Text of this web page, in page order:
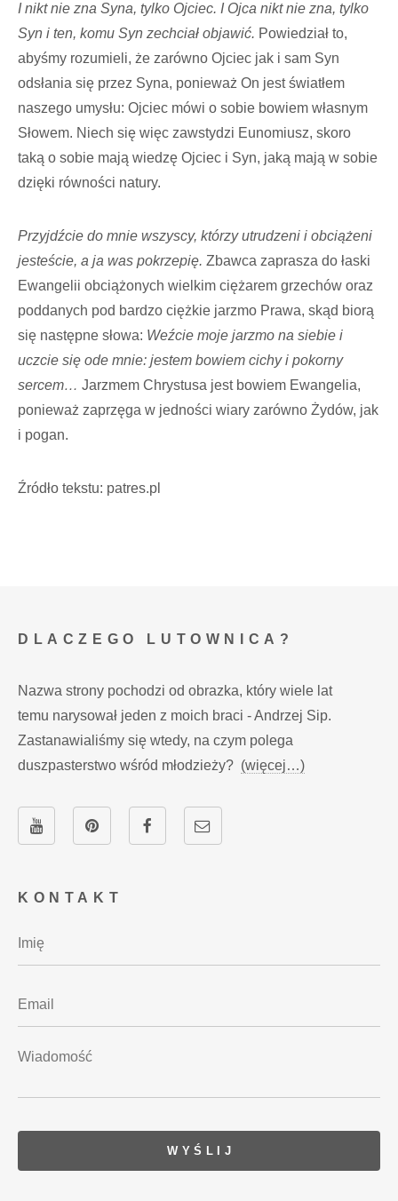
I nikt nie zna Syna, tylko Ojciec. I Ojca nikt nie zna, tylko
Syn i ten, komu Syn zechciał objawić. Powiedział to,
abyśmy rozumieli, że zarówno Ojciec jak i sam Syn
odsłania się przez Syna, ponieważ On jest światłem
naszego umysłu: Ojciec mówi o sobie bowiem własnym
Słowem. Niech się więc zawstydzi Eunomiusz, skoro
taką o sobie mają wiedzę Ojciec i Syn, jaką mają w sobie
dzięki równości natury.
Przyjdźcie do mnie wszyscy, którzy utrudzeni i obciążeni
jesteście, a ja was pokrzepię. Zbawca zaprasza do łaski
Ewangelii obciążonych wielkim ciężarem grzechów oraz
poddanych pod bardzo ciężkie jarzmo Prawa, skąd biorą
się następne słowa: Weźcie moje jarzmo na siebie i
uczcie się ode mnie: jestem bowiem cichy i pokorny
sercem… Jarzmem Chrystusa jest bowiem Ewangelia,
ponieważ zaprzęga w jedności wiary zarówno Żydów, jak
i pogan.
Źródło tekstu: patres.pl
KONTAKT
DLACZEGO LUTOWNICA?
Nazwa strony pochodzi od obrazka, który wiele lat
temu narysował jeden z moich braci - Andrzej Sip.
Zastanawialiśmy się wtedy, na czym polega
duszpasterstwo wśród młodzieży? (więcej…)